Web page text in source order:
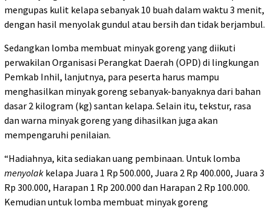
mengupas kulit kelapa sebanyak 10 buah dalam waktu 3 menit,
dengan hasil menyolak gundul atau bersih dan tidak berjambul.
Sedangkan lomba membuat minyak goreng yang diikuti
perwakilan Organisasi Perangkat Daerah (OPD) di lingkungan
Pemkab Inhil, lanjutnya, para peserta harus mampu
menghasilkan minyak goreng sebanyak-banyaknya dari bahan
dasar 2 kilogram (kg) santan kelapa. Selain itu, tekstur, rasa
dan warna minyak goreng yang dihasilkan juga akan
mempengaruhi penilaian.
“Hadiahnya, kita sediakan uang pembinaan. Untuk lomba
menyolak kelapa Juara 1 Rp 500.000, Juara 2 Rp 400.000, Juara 3
Rp 300.000, Harapan 1 Rp 200.000 dan Harapan 2 Rp 100.000.
Kemudian untuk lomba membuat minyak goreng